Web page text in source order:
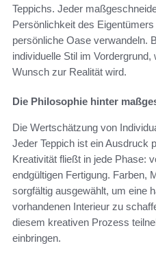
Teppichs. Jeder
Persönlichkeit des
persönliche Oase verwandeln.
individuelle Stil im
Wunsch zur Realität wird.
Die Philosophie hinter
Die Wertschätzung von
Jeder Teppich ist ein Ausdruck
Kreativität fließt in jede Phase:
endgültigen Fertigung. Farben,
sorgfältig ausgewählt, um eine
vorhandenen Interieur zu
diesem kreativen Prozess
einbringen.